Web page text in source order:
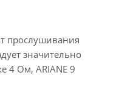
прослушивания
значительно
4 Ом, ARIANE 9